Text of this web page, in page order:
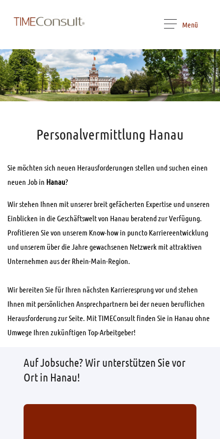
Menü
Personalvermittlung Hanau
Sie möchten sich neuen Herausforderungen stellen und suchen einen
neuen Job in Hanau?
Wir stehen Ihnen mit unserer breit gefächerten Expertise und unseren
Einblicken in die Geschäftswelt von Hanau beratend zur Verfügung.
Profitieren Sie von unserem Know-how in puncto Karriereentwicklung
und unserem über die Jahre gewachsenen Netzwerk mit attraktiven
Unternehmen aus der Rhein-Main-Region.
Wir bereiten Sie für Ihren nächsten Karrieresprung vor und stehen
Ihnen mit persönlichen Ansprechpartnern bei der neuen beruflichen
Herausforderung zur Seite. Mit TIMEConsult finden Sie in Hanau ohne
Umwege Ihren zukünftigen Top-Arbeitgeber!
Auf Jobsuche? Wir unterstützen Sie vor
Ort in Hanau!